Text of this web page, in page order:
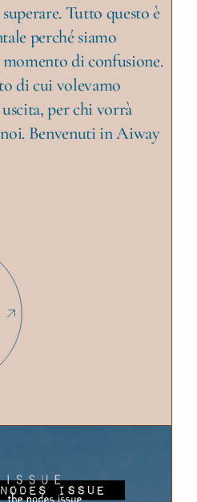
Tutto questo è
perché siamo
di confusione.
di cui volevamo
per chi vorrà
Benvenuti in Aiway